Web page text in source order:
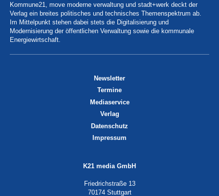
Kommune21, move moderne verwaltung und stadt+werk deckt der
Verlag ein breites politisches und technisches Themenspektrum ab.
Im Mittelpunkt stehen dabei stets die Digitalisierung und
Modernisierung der öffentlichen Verwaltung sowie die kommunale
Energiewirtschaft.
Newsletter
Termine
Mediaservice
Verlag
Datenschutz
Impressum
K21 media GmbH
Friedrichstraße 13
70174 Stuttgart